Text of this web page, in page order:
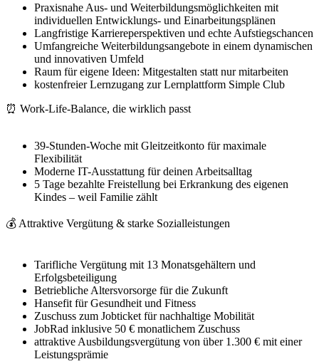
Praxisnahe Aus- und Weiterbildungsmöglichkeiten mit
individuellen Entwicklungs- und Einarbeitungsplänen
Langfristige Karriereperspektiven und echte Aufstiegschancen
Umfangreiche Weiterbildungsangebote in einem dynamischen
und innovativen Umfeld
Raum für eigene Ideen: Mitgestalten statt nur mitarbeiten
kostenfreier Lernzugang zur Lernplattform Simple Club
⏰ Work-Life-Balance, die wirklich passt
39-Stunden-Woche mit Gleitzeitkonto für maximale
Flexibilität
Moderne IT-Ausstattung für deinen Arbeitsalltag
5 Tage bezahlte Freistellung bei Erkrankung des eigenen
Kindes – weil Familie zählt
💰 Attraktive Vergütung & starke Sozialleistungen
Tarifliche Vergütung mit 13 Monatsgehältern und
Erfolgsbeteiligung
Betriebliche Altersvorsorge für die Zukunft
Hansefit für Gesundheit und Fitness
Zuschuss zum Jobticket für nachhaltige Mobilität
JobRad inklusive 50 € monatlichem Zuschuss
attraktive Ausbildungsvergütung von über 1.300 € mit einer
Leistungsprämie